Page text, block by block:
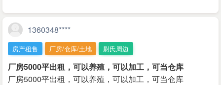
1360348****
房产租售 厂房/仓库/土地 尉氏周边
厂房5000平出租，可以养殖，可以加工，可当仓库
厂房5000平出租，可以养殖，可以加工，可当仓库